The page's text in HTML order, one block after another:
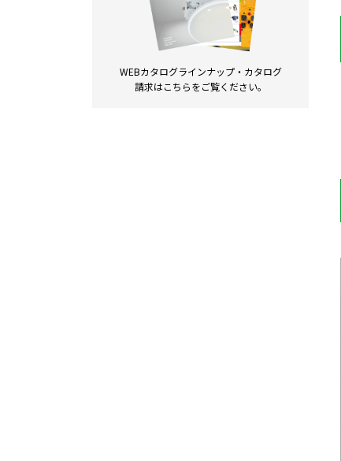
WEBカタログラインナップ・ カタログ
請求はこちらをご覧ください。